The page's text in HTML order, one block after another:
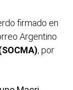
firmado en
Argentino
, por